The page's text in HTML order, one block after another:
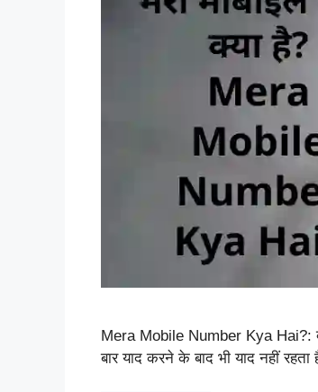
Mera Mobile Number Kya Hai?:
बार याद करने के बाद भी याद नहीं